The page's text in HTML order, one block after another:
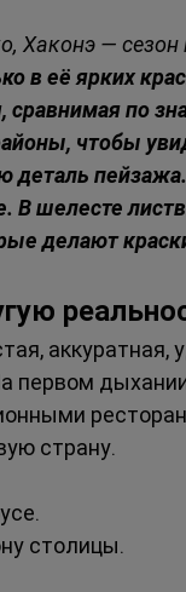
Хаконэ —
в её ярких
по
чтобы
шелесте
делают
аккуратная,
первом
страну.
столицы.